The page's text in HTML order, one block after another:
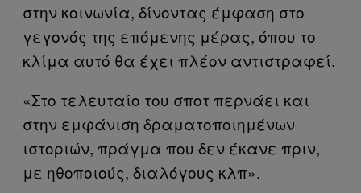
στην κοινωνία, δίνοντας έμφαση στο
γεγονός της επόμενης μέρας, όπου το
κλίμα αυτό θα έχει πλέον αντιστραφεί.
«Στο τελευταίο του σποτ περνάει και
στην εμφάνιση δραματοποιημένων
ιστοριών, πράγμα που δεν έκανε πριν,
με ηθοποιούς, διαλόγους κλπ».